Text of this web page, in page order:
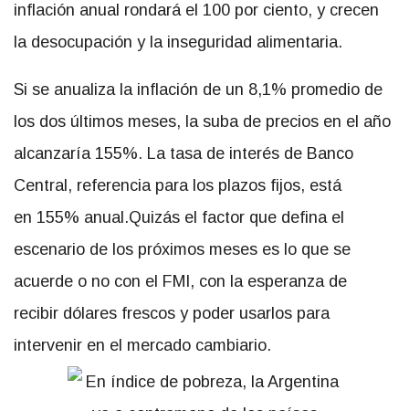
inflación anual rondará el 100 por ciento, y crecen
la desocupación y la inseguridad alimentaria.
Si se anualiza la inflación de un 8,1% promedio de
los dos últimos meses, la suba de precios en el año
alcanzaría 155%. La tasa de interés de Banco
Central, referencia para los plazos fijos, está
en 155% anual.Quizás el factor que defina el
escenario de los próximos meses es lo que se
acuerde o no con el FMI, con la esperanza de
recibir dólares frescos y poder usarlos para
intervenir en el mercado cambiario.